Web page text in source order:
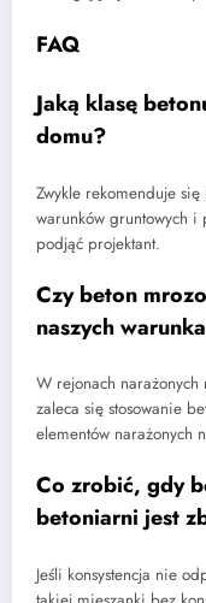
FAQ
Jaką klasę
domu?
Zwykle rekomenduje
warunków gruntowych i
podjąć projektant.
Czy beton
naszych
W rejonach
zaleca się stosowanie
elementów narażonych
Co zrobić, gdy
betoniarni jest
Jeśli konsystencja nie